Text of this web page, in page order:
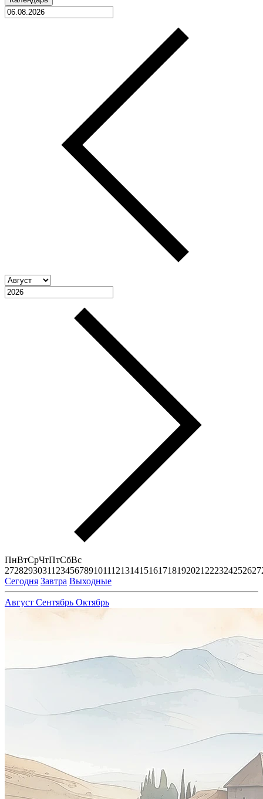
ПнВтСрЧтПтСбВс
27282930311 23456789101112131415161718192021 222324252627
Сегодня Завтра Выходные
Август Сентябрь Октябрь